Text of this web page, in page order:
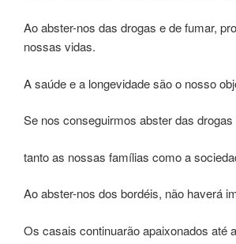
Ao abster-nos das drogas e de fumar,
nossas vidas.
A saúde e a longevidade são o nosso
Se nos conseguirmos abster das drogas
tanto as nossas famílias como a
Ao abster-nos dos bordéis, não haverá
Os casais continuarão apaixonados até